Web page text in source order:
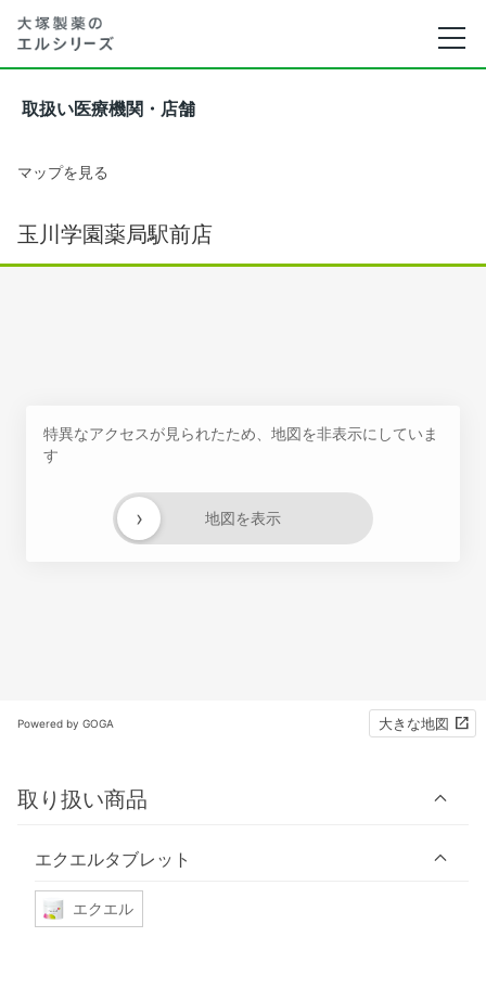
取扱い医療機関・店舗
マップを見る
玉川学園薬局駅前店
特異なアクセスが見られたため、地図を非表示にしていま
す
地図を表示
›
Powered by GOGA 大きな地図
取り扱い商品
エクエルタブレット
エクエル